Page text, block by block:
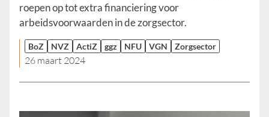
roepen op tot extra financiering voor
arbeidsvoorwaarden in de zorgsector.
BoZ NVZ ActiZ ggz NFU VGN Zorgsector
26 maart 2024